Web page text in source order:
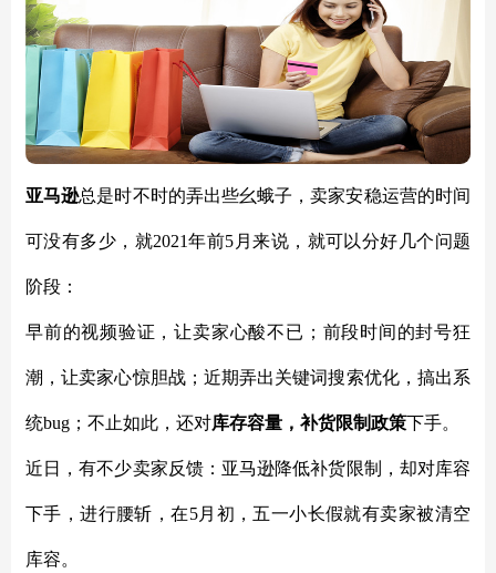
亚马逊总是时不时的弄出些幺蛾子，卖家安稳运营的时间
可没有多少，就2021年前5月来说，就可以分好几个问题
阶段：
早前的视频验证，让卖家心酸不已；前段时间的封号狂
潮，让卖家心惊胆战；近期弄出关键词搜索优化，搞出系
统bug；不止如此，还对库存容量，补货限制政策下手。
近日，有不少卖家反馈：亚马逊降低补货限制，却对库容
下手，进行腰斩，在5月初，五一小长假就有卖家被清空
库容。